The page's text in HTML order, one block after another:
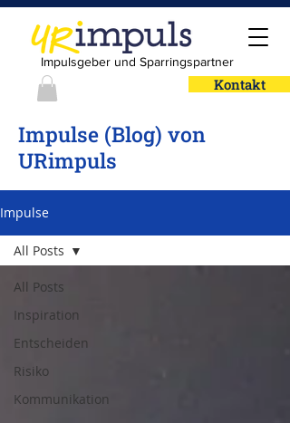
Impulsgeber und Sparringspartner
Kontakt
Impulse (Blog) von
URimpuls
Impulse
All Posts
Inspiration
Entscheiden
Risiko
Kommunikation
All Posts